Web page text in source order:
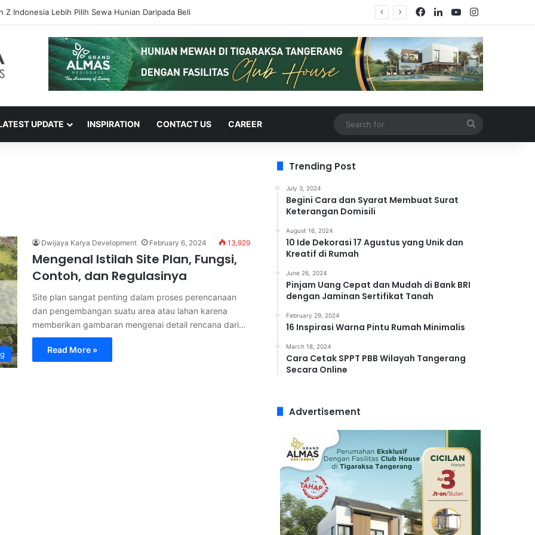
Z Indonesia Lebih Pilih Sewa Hunian Daripada Beli FacebookLinkedInYouTube
UPDATE INSPIRATION CONTACT US CAREER
for
Dwijaya Karya Development February 6, 2024 13,929
Mengenal Istilah Site Plan, Fungsi,
Contoh, dan Regulasinya
Site plan sangat penting dalam proses perencanaan
dan pengembangan suatu area atau lahan karena
memberikan gambaran mengenai detail rencana dari…
Read More »
Trending Post
July 3, 2024
Begini Cara dan Syarat Membuat Surat
Keterangan Domisili
August 16, 2024
10 Ide Dekorasi 17 Agustus yang Unik dan
Kreatif di Rumah
June 26, 2024
Pinjam Uang Cepat dan Mudah di Bank BRI
dengan Jaminan Sertifikat Tanah
February 29, 2024
16 Inspirasi Warna Pintu Rumah Minimalis
March 18, 2024
Cara Cetak SPPT PBB Wilayah Tangerang
Secara Online
Advertisement